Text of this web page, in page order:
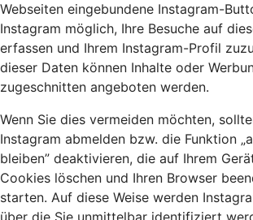
Webseiten eingebundene Instagram-
Instagram möglich, Ihre Besuche auf
erfassen und Ihrem Instagram-Profil
dieser Daten können Inhalte oder
zugeschnitten angeboten werden.
Wenn Sie dies vermeiden möchten,
Instagram abmelden bzw. die Funktion
bleiben” deaktivieren, die auf Ihrem
Cookies löschen und Ihren Browser
starten. Auf diese Weise werden
über die Sie unmittelbar identifiziert